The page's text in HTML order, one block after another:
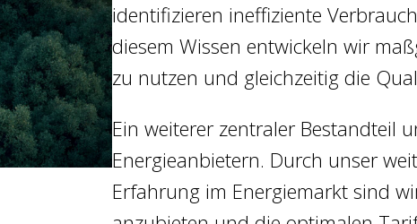
identifizieren ineffiziente
diesem Wissen entwickeln wir
zu nutzen und gleichzeitig die
Ein weiterer zentraler Bestandteil
Energieanbietern. Durch unser
Erfahrung im Energiemarkt sind